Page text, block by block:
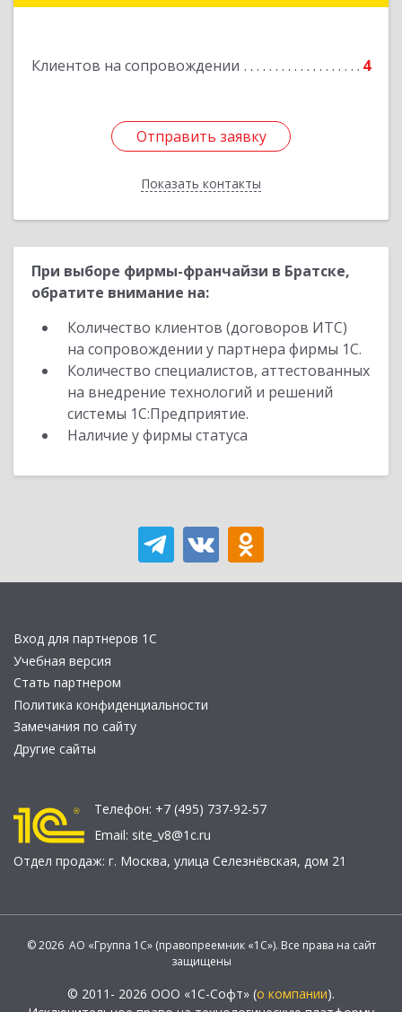
Клиентов на сопровождении 4
Отправить заявку
Показать контакты
Отправить заявку
Назад
При выборе фирмы-франчайзи в Братске,
обратите внимание на:
Количество клиентов (договоров ИТС)
на сопровождении у партнера фирмы 1С.
Количество специалистов, аттестованных
на внедрение технологий и решений
системы 1С:Предприятие.
Наличие у фирмы статуса
Вход для партнеров 1С
Учебная версия
Стать партнером
Политика конфиденциальности
Замечания по сайту
Другие сайты
Телефон: +7 (495) 737-92-57
Email: site_v8@1c.ru
Отдел продаж: г. Москва, улица Селезнёвская, дом 21
© 2026 АО «Группа 1С» (правопреемник «1С»). Все права на сайт
защищены
© 2011- 2026 ООО «1С-Софт» (о компании).